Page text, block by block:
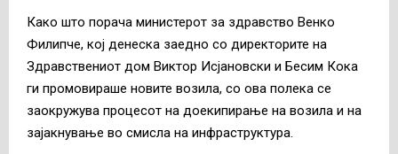
Како што порача министерот за здравство Венко
Филипче, кој денеска заедно со директорите на
Здравствениот дом Виктор Исјановски и Бесим Кока
ги промовираше новите возила, со ова полека се
заокружува процесот на доекипирање на возила и на
зајакнување во смисла на инфраструктура.